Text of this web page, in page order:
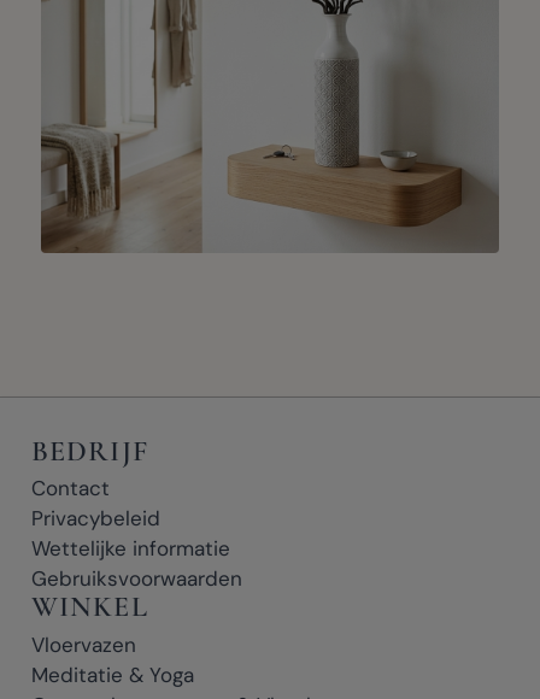
BEDRIJF
Contact
Privacybeleid
Wettelijke informatie
Gebruiksvoorwaarden
WINKEL
Vloervazen
Meditatie & Yoga